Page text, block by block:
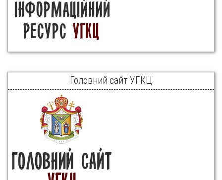
Головний сайт УГКЦ